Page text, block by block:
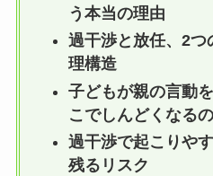
う本当の理由
過干渉と放任、2つ
理構造
子どもが親の言動
こでしんどくなる
過干渉で起こりや
残るリスク